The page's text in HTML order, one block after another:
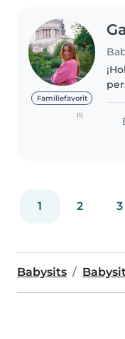
Familiefavorit
(1)
1 2 3
Babysits